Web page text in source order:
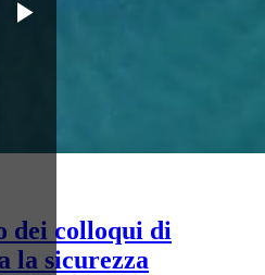
dei colloqui di
la sicurezza